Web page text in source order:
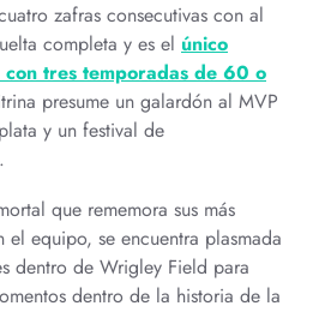
zafras consecutivas con al
completa y es el único
tres temporadas de 60 o
presume un galardón al MVP
y un festival de
que rememora sus más
el equipo, se encuentra plasmada
dentro de Wrigley Field para
dentro de la historia de la